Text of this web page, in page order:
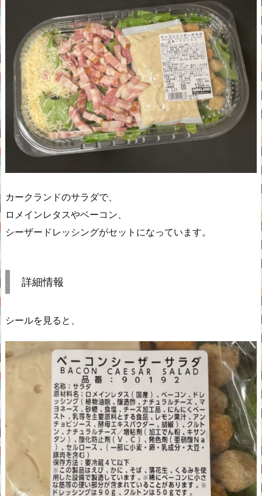
カークランドのサラダで、
ロメインレタスやベーコン、
シーザードレッシングがセットになっています。
詳細情報
シールを見ると、